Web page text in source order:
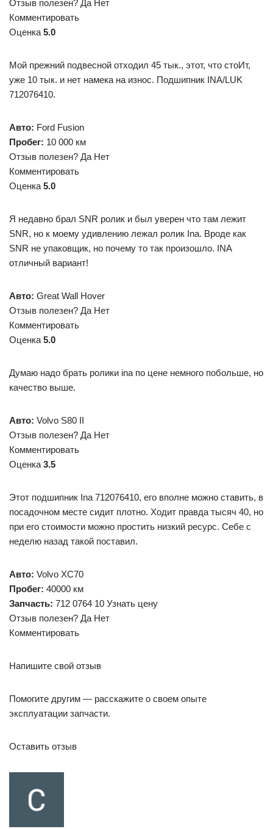
Отзыв полезен? Да Нет
Комментировать
Оценка 5.0
Мой прежний подвесной отходил 45 тык., этот, что стоИт,
уже 10 тык. и нет намека на износ. Подшипник INA/LUK
712076410.
Авто: Ford Fusion
Пробег: 10 000 км
Отзыв полезен? Да Нет
Комментировать
Оценка 5.0
Я недавно брал SNR ролик и был уверен что там лежит
SNR, но к моему удивлению лежал ролик Ina. Вроде как
SNR не упаковщик, но почему то так произошло. INA
отличный вариант!
Авто: Great Wall Hover
Отзыв полезен? Да Нет
Комментировать
Оценка 5.0
Думаю надо брать ролики ina по цене немного побольше, но
качество выше.
Авто: Volvo S80 II
Отзыв полезен? Да Нет
Комментировать
Оценка 3.5
Этот подшипник Ina 712076410, его вполне можно ставить, в
посадочном месте сидит плотно. Ходит правда тысяч 40, но
при его стоимости можно простить низкий ресурс. Себе с
неделю назад такой поставил.
Авто: Volvo XC70
Пробег: 40000 км
Запчасть: 712 0764 10 Узнать цену
Отзыв полезен? Да Нет
Комментировать
Напишите свой отзыв
Помогите другим — расскажите о своем опыте
эксплуатации запчасти.
Оставить отзыв